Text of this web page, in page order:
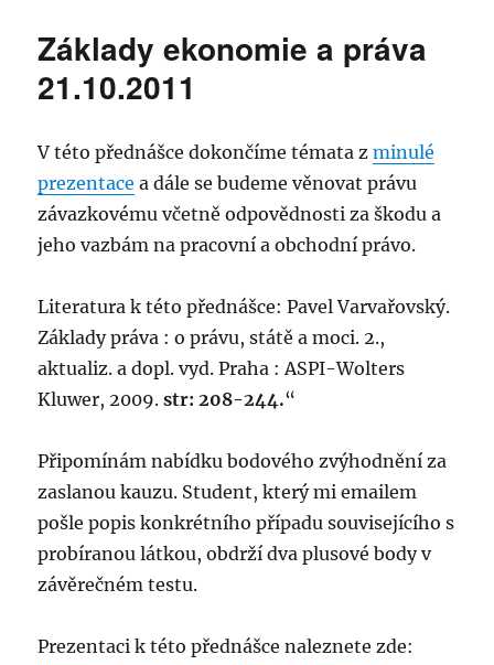
Základy ekonomie a práva
21.10.2011
V této přednášce dokončíme témata zminulé
prezentace a dále se budeme věnovat právu
závazkovému včetně odpovědnosti za škodu a
jeho vazbám na pracovní a obchodní právo.
Literatura k této přednášce: Pavel Varvařovský.
Základy práva : o právu, státě a moci. 2.,
aktualiz. a dopl. vyd. Praha : ASPI-Wolters
Kluwer, 2009.str: 208-244.“
Připomínám nabídku bodového zvýhodnění za
zaslanou kauzu. Student, který mi emailem
pošle popis konkrétního případu souvisejícího s
probíranou látkou, obdrží dva plusové body v
závěrečném testu.
Prezentaci k této přednášce naleznete zde: